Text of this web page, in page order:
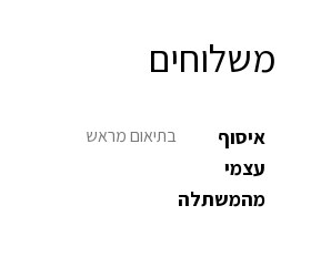
משלוחים
איסוף
עצמי
מהמשתלה
בתיאום מראש